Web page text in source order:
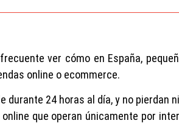
ver cómo en España,
online o ecommerce.
24 horas al día, y no pierdan
que operan únicamente por